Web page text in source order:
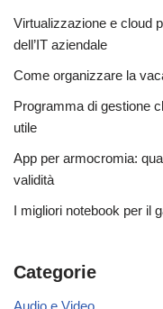
Virtualizzazione e cloud
dell’IT aziendale
Come organizzare la
Programma di gestione
utile
App per armocromia:
validità
I migliori notebook per il
Categorie
Audio e Video